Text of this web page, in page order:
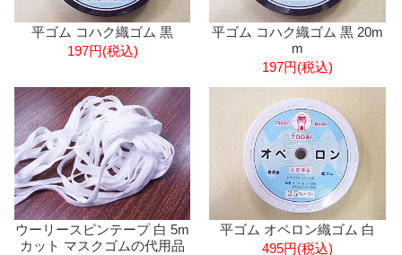
平ゴム コハク織ゴム 黒
197円(税込)
平ゴム コハク織ゴム 黒 20m
m
197円(税込)
ウーリースピンテープ 白 5m
カット マスクゴムの代用品
平ゴム オペロン織ゴム 白
495円(税込)